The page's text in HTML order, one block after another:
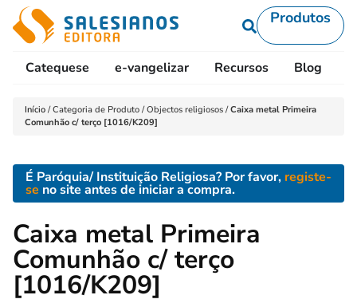
Produtos
Catequese e-vangelizar Recursos Blog
Início /Categoria de Produto /Objectos religiosos /Caixa metal Primeira
Comunhão c/ terço [1016/K209]
É Paróquia/ Instituição Religiosa? Por favor, registe-
se no site antes de iniciar a compra.
Caixa metal Primeira
Comunhão c/ terço
[1016/K209]